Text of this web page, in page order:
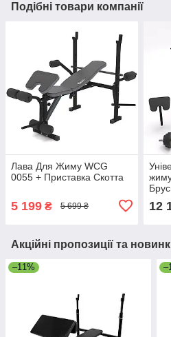
Подібні товари компанії
Лава Для Жиму WCG
0055 + Приставка Скотта
5 199 ₴ 5 699 ₴ 12
Акційні пропозиції та
–11%